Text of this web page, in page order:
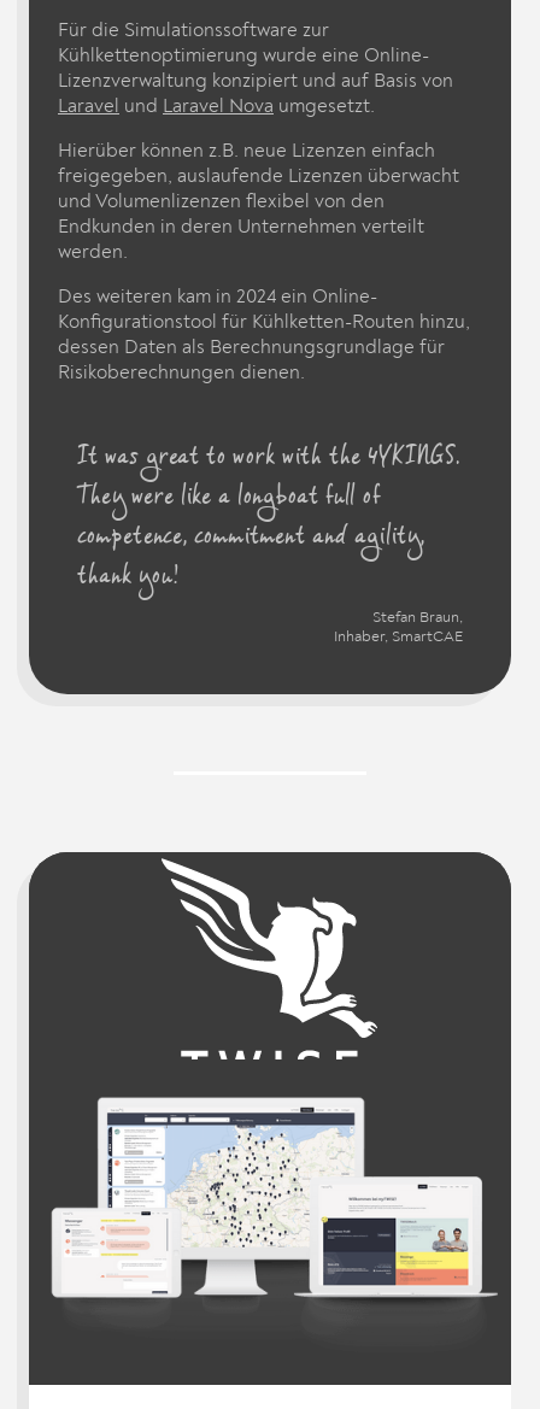
Für die Simulationssoftware zur
Kühlkettenoptimierung wurde eine Online-
Lizenzverwaltung konzipiert und auf Basis von
Laravel und Laravel Nova umgesetzt.
Hierüber können z.B. neue Lizenzen einfach
freigegeben, auslaufende Lizenzen überwacht
und Volumenlizenzen flexibel von den
Endkunden in deren Unternehmen verteilt
werden.
Des weiteren kam in 2024 ein Online-
Konfigurationstool für Kühlketten-Routen hinzu,
dessen Daten als Berechnungsgrundlage für
Risikoberechnungen dienen.
It was great to work with the 4YKINGS.
They were like a longboat full of
competence, commitment and agility,
thank you!
Stefan Braun,
Inhaber, SmartCAE